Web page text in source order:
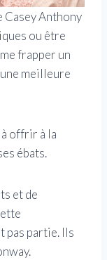
Casey Anthony
ou être
frapper un
meilleure
à offrir à la
ébats.
et de
pas partie. Ils